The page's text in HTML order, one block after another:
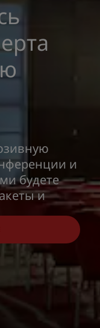
и
будете
и
деловых
С